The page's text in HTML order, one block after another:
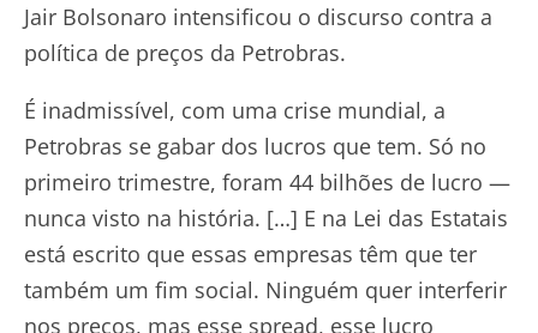
Jair Bolsonaro intensificou o discurso contra a
política de preços da Petrobras.
É inadmissível, com uma crise mundial, a
Petrobras se gabar dos lucros que tem. Só no
primeiro trimestre, foram 44 bilhões de lucro —
nunca visto na história. […] E na Lei das Estatais
está escrito que essas empresas têm que ter
também um fim social. Ninguém quer interferir
nos preços, mas esse spread, esse lucro